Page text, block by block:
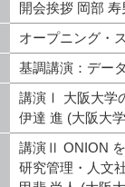
開会挨拶 岡部
オープニング・
基調講演：デー
講演Ⅰ 大阪大学
伊達 進 (大阪大
講演Ⅱ ONION を
研究管理・人文